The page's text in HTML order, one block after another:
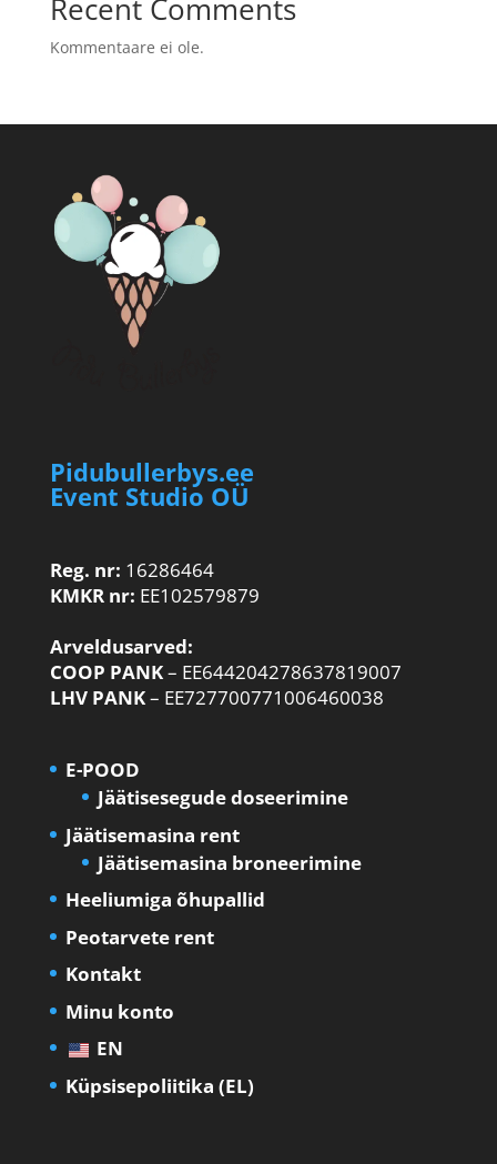
Recent Comments
Kommentaare ei ole.
Pidubullerbys.ee
Event Studio OÜ
Reg. nr: 16286464
KMKR nr: EE102579879
Arveldusarved:
COOP PANK– EE644204278637819007
LHV PANK– EE727700771006460038
E-POOD
Jäätisesegude doseerimine
Jäätisemasina rent
Jäätisemasina broneerimine
Heeliumiga õhupallid
Peotarvete rent
Kontakt
Minu konto
EN
Küpsisepoliitika (EL)